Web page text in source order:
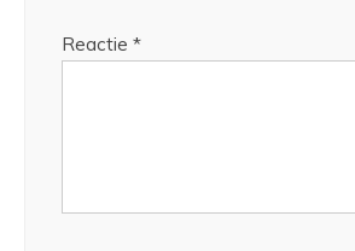
Reactie *